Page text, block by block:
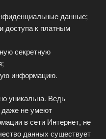
данные;
доступа к платным
секретную
информацию.
уникальна. Ведь
даже не умеют
в сети Интернет, не
данных существует